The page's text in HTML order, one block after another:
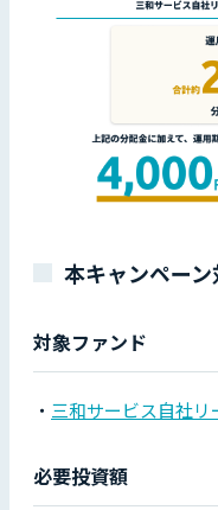
本キャンペー
対象ファンド
・ 三和サービス自社リ
必要投資額